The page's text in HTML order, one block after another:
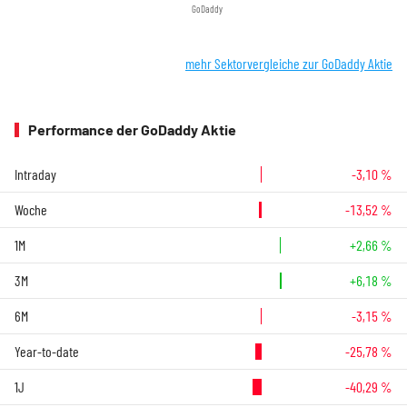
GoDaddy
mehr Sektorvergleiche zur GoDaddy Aktie
Performance der GoDaddy Aktie
Intraday -3,10 %
Woche -13,52 %
1M +2,66 %
3M +6,18 %
6M -3,15 %
Year-to-date -25,78 %
1J -40,29 %